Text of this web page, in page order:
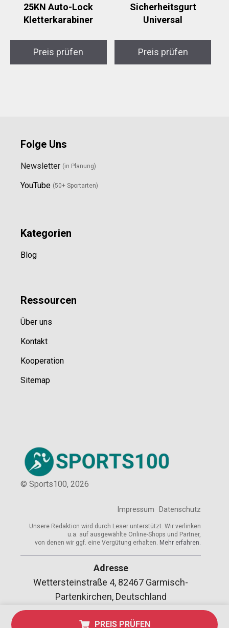
25KN Auto-Lock
Kletterkarabiner
Preis prüfen
Sicherheitsgurt
Universal
Preis prüfen
PREIS PRÜFEN
Folge Uns
Newsletter (in Planung)
YouTube (50+ Sportarten)
Kategorien
Blog
Ressourcen
Über uns
Kontakt
Kooperation
Sitemap
© Sports100, 2026
Impressum Datenschutz
Unsere Redaktion wird durch Leser unterstützt. Wir verlinken
u.a. auf ausgewählte Online-Shops und Partner,
von denen wir ggf. eine Vergütung erhalten. Mehr erfahren.
Adresse
Wettersteinstraße 4, 82467 Garmisch-
Partenkirchen, Deutschland